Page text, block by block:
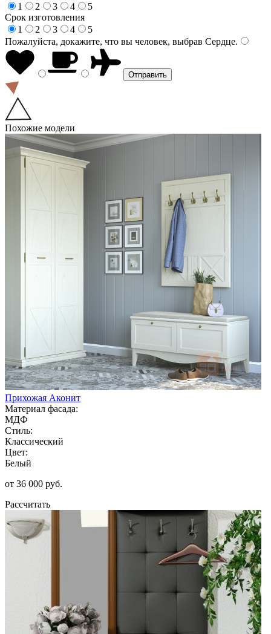
1
2 3 4
5
Срок изготовления
1
2 3 4
5
Пожалуйста, докажите, что вы человек, выбрав Сердце.
Похожие модели
Прихожая Аконит
Материал фасада:
МДФ
Стиль:
Классический
Цвет:
Белый
от 36 000 руб.
Рассчитать